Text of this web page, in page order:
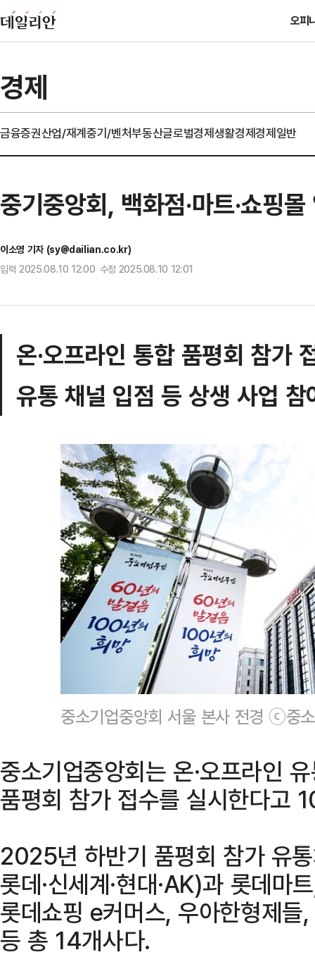
오피
경제
금융증권산업/재계중기/벤처부동산글로벌경제생활경제경제일반
중기중앙회, 백화점·마트·쇼핑
이소영 기자 (sy@dailian.co.kr)
입력 2025.08.10 12:00 수정 2025.08.10 12:01
온·오프라인 통합 품평회 참가
유통 채널 입점 등 상생 사업 참
중소기업중앙회 서울 본사 전경 ⓒ중
중소기업중앙회는 온·오프라인
품평회 참가 접수를 실시한다고
2025년 하반기 품평회 참가 유
롯데·신세계·현대·AK)과 롯데마
롯데쇼핑 e커머스, 우아한형제
등 총 14개사다.